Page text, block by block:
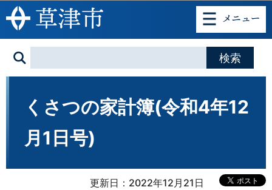
このページの本文へ移動
くさつの家計簿(令和4年12
月1日号)
更新日：2022年12月21日